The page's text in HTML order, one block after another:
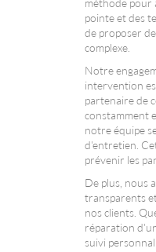
méthode pour
pointe et des
de proposer
complexe.
Notre
intervention
partenaire de
constamment
notre équipe
d'entretien.
prévenir les
De plus, nous
transparents
nos clients.
réparation
suivi